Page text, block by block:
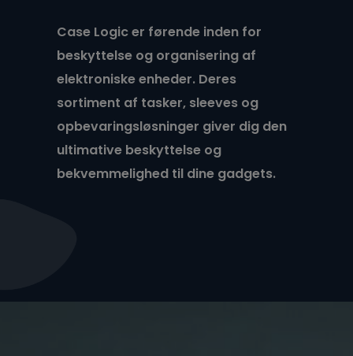
Case Logic er førende inden for
beskyttelse og organisering af
elektroniske enheder. Deres
sortiment af tasker, sleeves og
opbevaringsløsninger giver dig den
ultimative beskyttelse og
bekvemmelighed til dine gadgets.